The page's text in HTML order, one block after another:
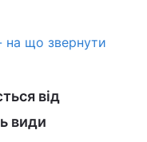
на що звернути
від
види